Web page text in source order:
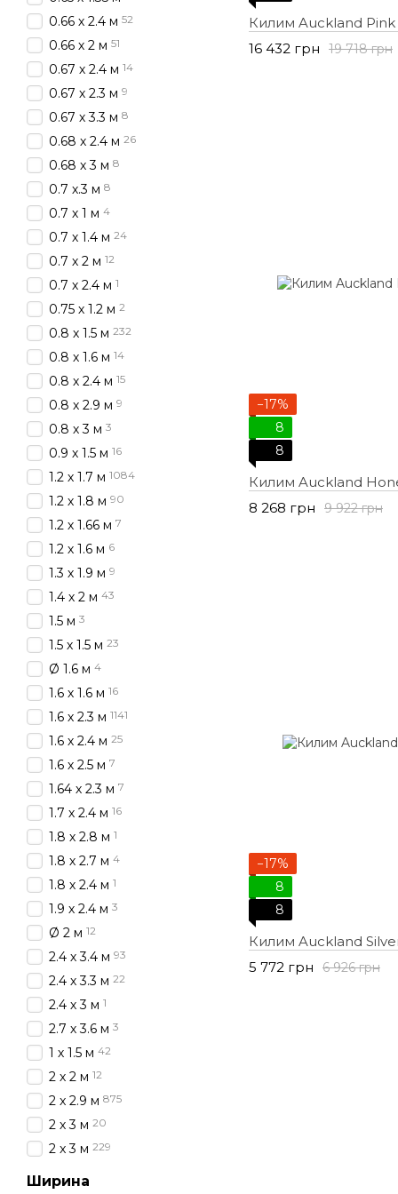
Килим Auckland Pink
19 718 грн
16 432 грн
−17%
8
8
Килим Auckland
9 922 грн
8 268 грн
−17%
8
8
Килим Auckland
6 926 грн
5 772 грн
0.66 х 2.4 м 52
0.66 х 2 м 51
0.67 х 2.4 м 14
0.67 х 2.3 м 9
0.67 х 3.3 м 8
0.68 х 2.4 м 26
0.68 х 3 м 8
0.7 х.3 м 8
0.7 х 1 м 4
0.7 х 1.4 м 24
0.7 х 2 м 12
0.7 х 2.4 м 1
0.75 х 1.2 м 2
0.8 х 1.5 м 232
0.8 х 1.6 м 14
0.8 х 2.4 м 15
0.8 х 2.9 м 9
0.8 х 3 м 3
0.9 х 1.5 м 16
1.2 х 1.7 м 1084
1.2 х 1.8 м 90
1.2 х 1.66 м 7
1.2 х 1.6 м 6
1.3 х 1.9 м 9
1.4 х 2 м 43
1.5 м 3
1.5 х 1.5 м 23
Ø 1.6 м 4
1.6 х 1.6 м 16
1.6 х 2.3 м 1141
1.6 х 2.4 м 25
1.6 х 2.5 м 7
1.64 х 2.3 м 7
1.7 х 2.4 м 16
1.8 х 2.8 м 1
1.8 х 2.7 м 4
1.8 х 2.4 м 1
1.9 х 2.4 м 3
Ø 2 м 12
2.4 х 3.4 м 93
2.4 х 3.3 м 22
2.4 х 3 м 1
2.7 х 3.6 м 3
1 х 1.5 м 42
2 х 2 м 12
2 x 2.9 м 875
2 х 3 м 20
2 x 3 м 229
Ширина